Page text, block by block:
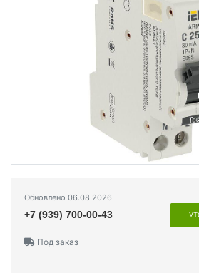
Обновлено 06.08.2026
+7 (939) 700-00-43
Под заказ